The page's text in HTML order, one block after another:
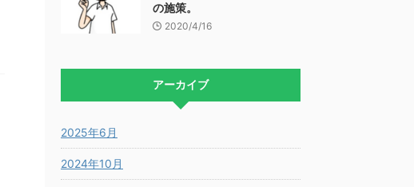
の施策。
2020/4/16
アーカイブ
2025年6月
2024年10月